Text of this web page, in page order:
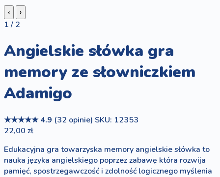
‹
›
1 / 2
Angielskie słówka gra
memory ze słowniczkiem
Adamigo
★★★★★ 4.9 (32 opinie) SKU: 12353
22,00 zł
Edukacyjna gra towarzyska memory angielskie słówka to
nauka języka angielskiego poprzez zabawę która rozwija
pamięć, spostrzegawczość i zdolność logicznego myślenia